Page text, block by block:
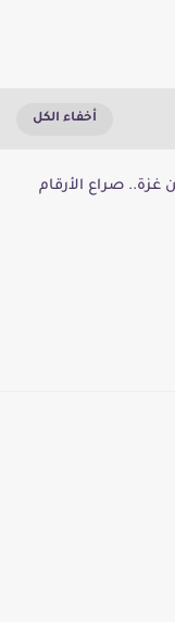
غزة.. صراع الأرقام